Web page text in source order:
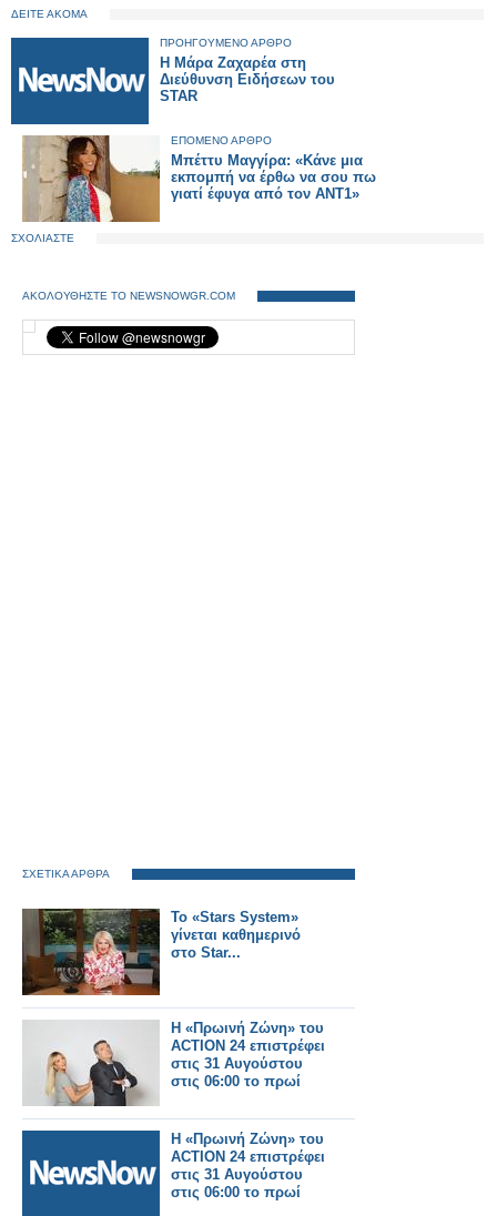
ΔΕΙΤΕ ΑΚΟΜΑ
ΠΡΟΗΓΟΥΜΕΝΟ ΑΡΘΡΟ
Η Μάρα Ζαχαρέα στη
Διεύθυνση Ειδήσεων του
STAR
ΕΠΟΜΕΝΟ ΑΡΘΡΟ
Μπέττυ Μαγγίρα: «Κάνε μια
εκπομπή να έρθω να σου πω
γιατί έφυγα από τον ΑΝΤ1»
ΣΧΟΛΙΑΣΤΕ
ΑΚΟΛΟΥΘΗΣΤΕ ΤΟ NEWSNOWGR.COM
ΣΧΕΤΙΚΑ ΑΡΘΡΑ
Το «Stars System»
γίνεται καθημερινό
στο Star...
Η «Πρωινή Ζώνη» του
ACTION 24 επιστρέφει
στις 31 Αυγούστου
στις 06:00 το πρωί
Η «Πρωινή Ζώνη» του
ACTION 24 επιστρέφει
στις 31 Αυγούστου
στις 06:00 το πρωί